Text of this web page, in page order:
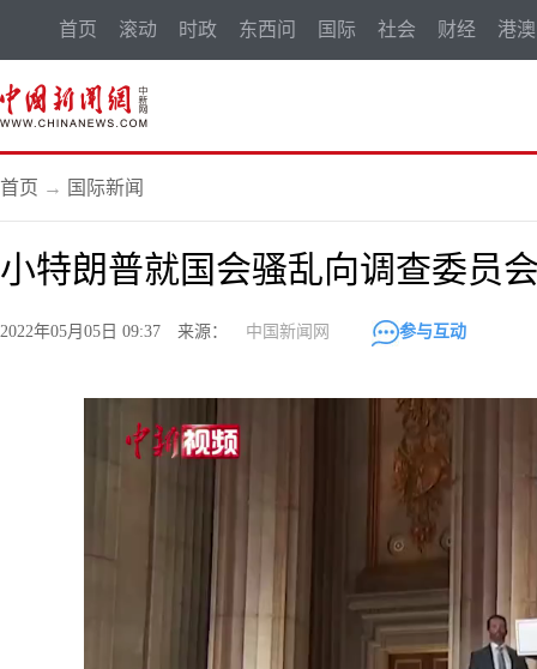
首页 滚动 时政 东西问 国际 社会 财经 港澳
首页 → 国际新闻
小特朗普就国会骚乱向调查委员
2022年05月05日 09:37 来源： 中国新闻网 参与互动